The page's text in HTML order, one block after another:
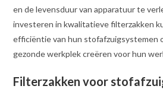
en de levensduur van apparatuur te
investeren in kwalitatieve filterzakken
efficiëntie van hun stofafzuigsystemen
gezonde werkplek creëren voor hun
Filterzakken voor